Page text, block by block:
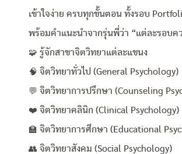
เข้าใจง่าย ครบทุกขั้นตอน ทั้งรอบ
พร้อมคำแนะนำจากรุ่นพี่ว่า “แต่ละรอบคว
🧩 รู้จักสาขาจิตวิทยาแต่ละแขนง
🧠 จิตวิทยาทั่วไป (General Psychology)
💬 จิตวิทยาการปรึกษา (Counseling
❤️ จิตวิทยาคลินิก (Clinical Psychology)
🏫 จิตวิทยาการศึกษา (Educational
👥 จิตวิทยาสังคม (Social Psychology)